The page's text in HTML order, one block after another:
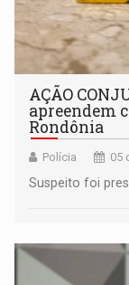
AÇÃO
apreendem
Rondônia
Polícia 05
Suspeito foi